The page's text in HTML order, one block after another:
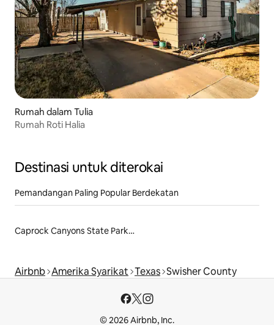
Rumah dalam Tulia
Rumah Roti Halia
Destinasi untuk diterokai
Pemandangan Paling Popular Berdekatan
Caprock Canyons State Park and Trailway
Airbnb Amerika Syarikat Texas Swisher County
© 2026 Airbnb, Inc.